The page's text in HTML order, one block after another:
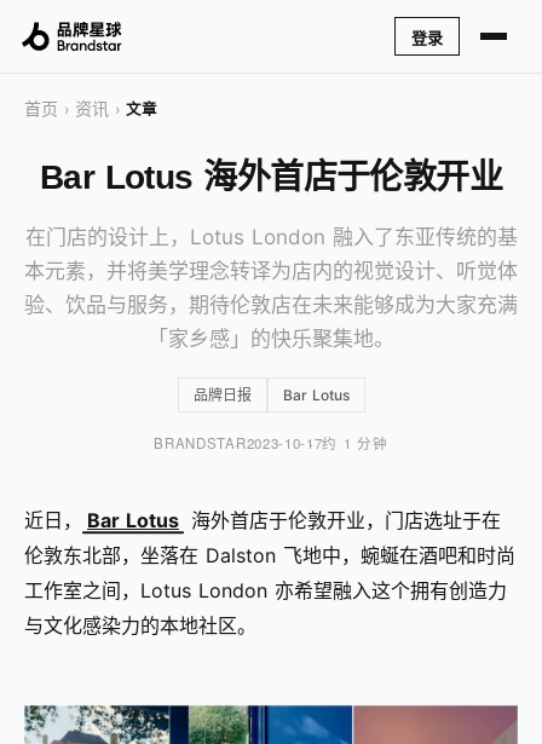
登录
首页 › 资讯 › 文章
Bar Lotus 海外首店于伦敦开业
在门店的设计上，Lotus London 融入了东亚传统的基
本元素，并将美学理念转译为店内的视觉设计、听觉体
验、饮品与服务，期待伦敦店在未来能够成为大家充满
「家乡感」的快乐聚集地。
品牌日报 Bar Lotus
BRANDSTAR2023-10-17约 1 分钟
近日， Bar Lotus 海外首店于伦敦开业，门店选址于在
伦敦东北部，坐落在 Dalston 飞地中，蜿蜒在酒吧和时尚
工作室之间，Lotus London 亦希望融入这个拥有创造力
与文化感染力的本地社区。